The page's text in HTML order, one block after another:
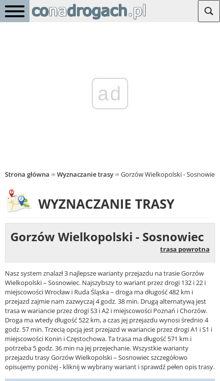
ad
Strona główna Wyznaczanie trasy Gorzów Wielkopolski - Sosnowiec
WYZNACZANIE TRASY
Gorzów Wielkopolski - Sosnowiec
trasa powrotna
Nasz system znalazł 3 najlepsze warianty przejazdu na trasie Gorzów
Wielkopolski – Sosnowiec. Najszybszy to wariant przez drogi 132 i 22 i
miejscowości Wrocław i Ruda Śląska – droga ma długość 482 km i
przejazd zajmie nam zazwyczaj 4 godz. 38 min. Drugą alternatywą jest
trasa w wariancie przez drogi S3 i A2 i miejscowości Poznań i Chorzów.
Droga ma wtedy długość 522 km, a czas jej przejazdu wynosi średnio 4
godz. 57 min. Trzecią opcją jest przejazd w wariancie przez drogi A1 i S1 i
miejscowości Konin i Częstochowa. Ta trasa ma długość 571 km i
potrzeba 5 godz. 36 min na jej przejechanie. Wszystkie warianty
przejazdu trasy Gorzów Wielkopolski – Sosnowiec szczegółowo
opisujemy poniżej - kliknij w wybrany wariant i sprawdź pełen opis trasy.